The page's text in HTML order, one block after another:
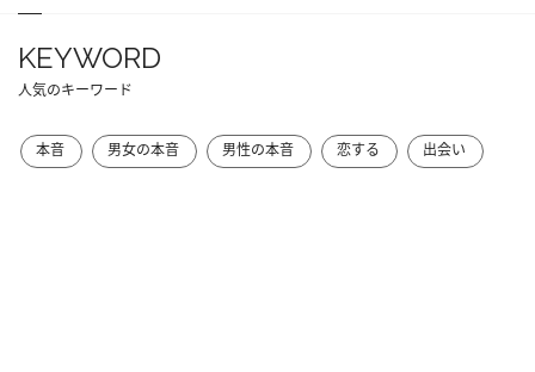
KEYWORD
人気のキーワード
本音 男女の本音 男性の本音 恋する 出会い